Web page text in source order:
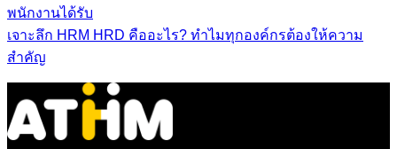
พนักงานได้รับ
เจาะลึก HRM HRD คืออะไร? ทำไมทุกองค์กรต้องให้ความ
สำคัญ